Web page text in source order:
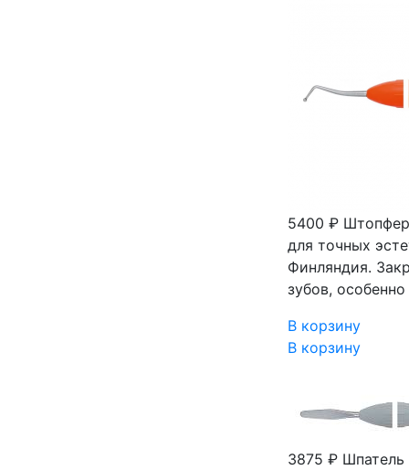
5400 ₽
для точных
Финляндия.
зубов, особенно
В корзину
В корзину
3875 ₽